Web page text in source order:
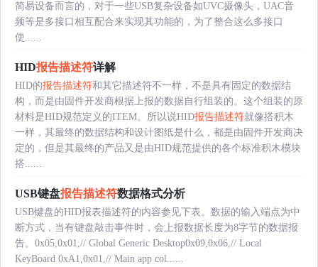
简易设备而言的，对于一些USB复杂设备如UVC摄像头，UAC音
频等是多接口相互配合来实现其功能的，为了整合这么多接口
使......
HID报告描述符详解
HID的报告描述符和其它描述符不一样，不是具有固定的数据结
构，而是由固件开发商根据上报的数据自行组装的。这个组装的原
材料是HID规范定义的ITEM。所以说HID报告描述符就像搭积木
一样，其最终的数据结构和设计图纸是什么，都是由固件开发商决
定的，但是其最终的产品又是由HID规范提供的各个标准积木模块
搭......
USB键盘报告描述符数据格式分析
USB键盘的HID报表描述符的内容参见下表。数据的输入端点为中
断方式，当有键盘敲击事件时，会上报数据长度为8字节的数据报
告。0x05,0x01,// Global Generic Desktop0x09,0x06,// Local
KeyBoard 0xA1,0x01,// Main app col......